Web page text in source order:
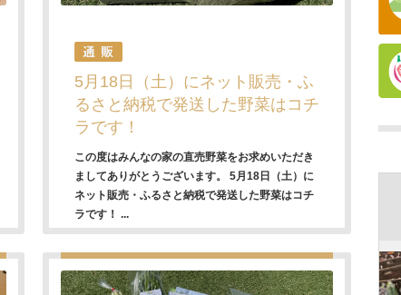
5月18日（土）にネット販売・ふ
るさと納税で発送した野菜はコチ
ラです！
この度はみんなの家の直売野菜をお求めいただき
ましてありがとうございます。 5月18日（土）に
ネット販売・ふるさと納税で発送した野菜はコチ
ラです！ ...